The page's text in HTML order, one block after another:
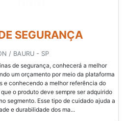
SEGURANÇA
/ BAURU - SP
de segurança, conhecerá a melhor
um orçamento por meio da plataforma
e conhecendo a melhor referência do
o produto deve sempre ser adquirido
segmento. Esse tipo de cuidado ajuda a
e durabilidade dos ma...